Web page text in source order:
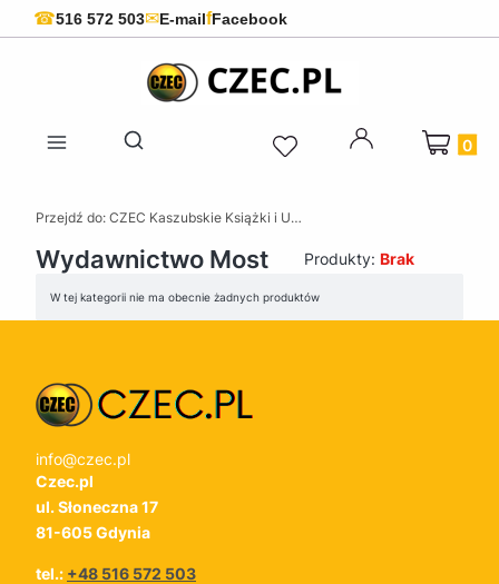
☎516 572 503✉E-mailfFacebook
Otwórz wyszukiwarkę
Produkty
Przejdź do: CZEC Kaszubskie Książki i Upominki - Pamiątki z Kaszub
Wydawnictwo Most Produkty: Brak
Lista produktów
W tej kategorii nie ma obecnie żadnych produktów
info@czec.pl
Czec.pl
ul. Słoneczna 17
81-605 Gdynia
tel.: +48 516 572 503